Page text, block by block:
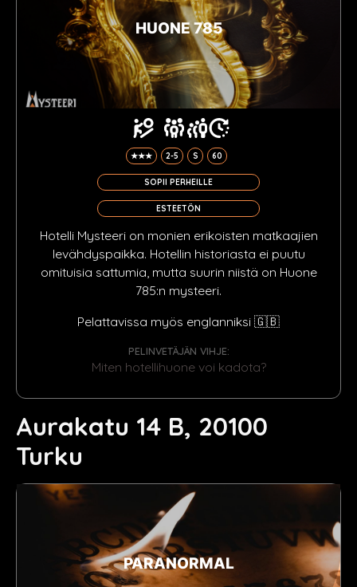
HUONE 785
★★★ 2-5 S 60
SOPII PERHEILLE
ESTEETÖN
Hotelli Mysteeri on monien erikoisten matkaajien
levähdyspaikka. Hotellin historiasta ei puutu
omituisia sattumia, mutta suurin niistä on Huone
785:n mysteeri.
Pelattavissa myös englanniksi 🇬🇧
PELINVETÄJÄN VIHJE:
Miten hotellihuone voi kadota?
Aurakatu 14 B, 20100
Turku
PARANORMAL